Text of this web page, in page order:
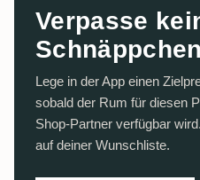
Verpasse
Lege in der App einen
sobald der Rum für diesen
Shop-Partner verfügbar
auf deiner Wunschliste.